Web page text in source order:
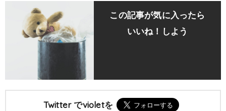
この記事が気に入ったら
いいね！しよう
Twitter でvioletを